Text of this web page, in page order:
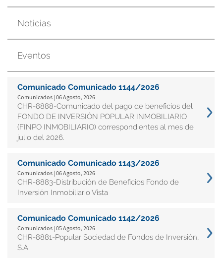
Noticias
Eventos
Comunicado Comunicado 1144/2026
Comunicados | 06 Agosto, 2026
CHR-8888-Comunicado del pago de beneficios del
FONDO DE INVERSIÓN POPULAR INMOBILIARIO
(FINPO INMOBILIARIO) correspondientes al mes de
julio del 2026.
Comunicado Comunicado 1143/2026
Comunicados | 06 Agosto, 2026
CHR-8883-Distribución de Beneficios Fondo de
Inversión Inmobiliario Vista
Comunicado Comunicado 1142/2026
Comunicados | 05 Agosto, 2026
CHR-8881-Popular Sociedad de Fondos de Inversión,
S.A.